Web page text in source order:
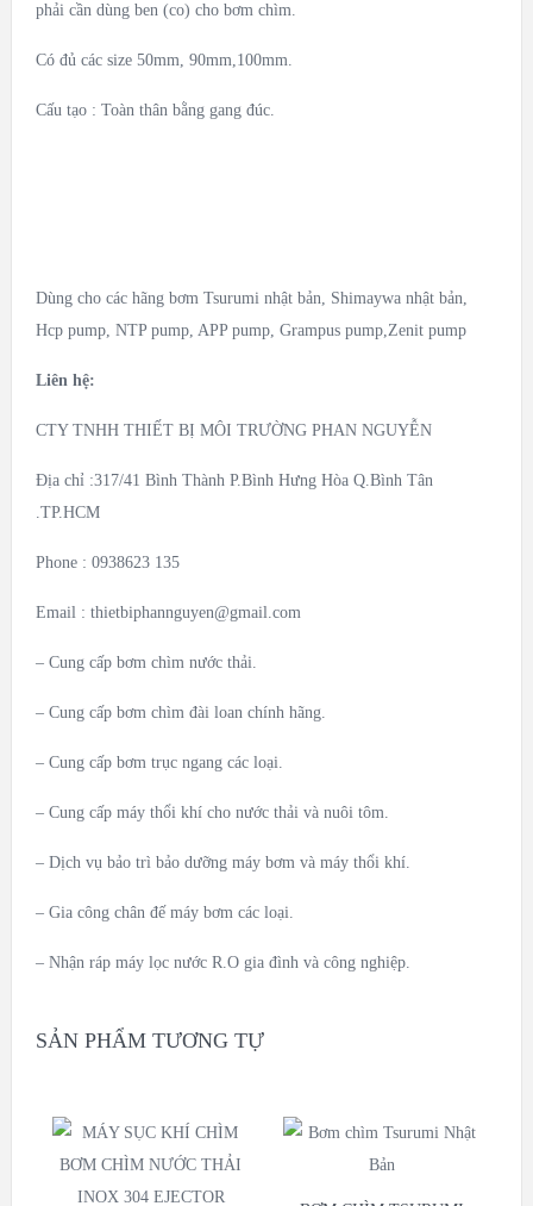
phải cần dùng ben (co) cho bơm chìm.
Có đủ các size 50mm, 90mm,100mm.
Cấu tạo : Toàn thân bằng gang đúc.
Dùng cho các hãng bơm Tsurumi nhật bản, Shimaywa nhật bản,
Hcp pump, NTP pump, APP pump, Grampus pump,Zenit pump
Liên hệ:
CTY TNHH THIẾT BỊ MÔI TRƯỜNG PHAN NGUYỄN
Địa chỉ :317/41 Bình Thành P.Bình Hưng Hòa Q.Bình Tân
.TP.HCM
Phone : 0938623 135
Email : thietbiphannguyen@gmail.com
– Cung cấp bơm chìm nước thải.
– Cung cấp bơm chìm đài loan chính hãng.
– Cung cấp bơm trục ngang các loại.
– Cung cấp máy thổi khí cho nước thải và nuôi tôm.
– Dịch vụ bảo trì bảo dưỡng máy bơm và máy thổi khí.
– Gia công chân đế máy bơm các loại.
– Nhận ráp máy lọc nước R.O gia đình và công nghiệp.
SẢN PHẨM TƯƠNG TỰ